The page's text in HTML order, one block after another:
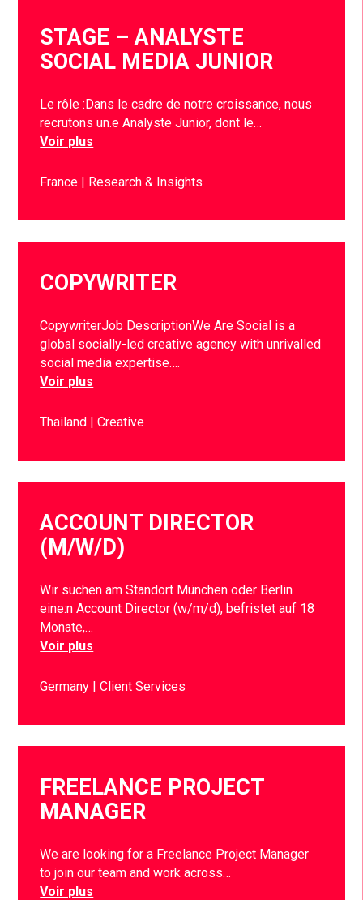
STAGE – ANALYSTE
SOCIAL MEDIA JUNIOR
Le rôle :Dans le cadre de notre croissance, nous
recrutons un.e Analyste Junior, dont le…
Voir plus
France Research & Insights
COPYWRITER
CopywriterJob DescriptionWe Are Social is a
global socially-led creative agency with unrivalled
social media expertise….
Voir plus
Thailand Creative
ACCOUNT DIRECTOR
(M/W/D)
Wir suchen am Standort München oder Berlin
eine:n Account Director (w/m/d), befristet auf 18
Monate,…
Voir plus
Germany Client Services
FREELANCE PROJECT
MANAGER
We are looking for a Freelance Project Manager
to join our team and work across…
Voir plus